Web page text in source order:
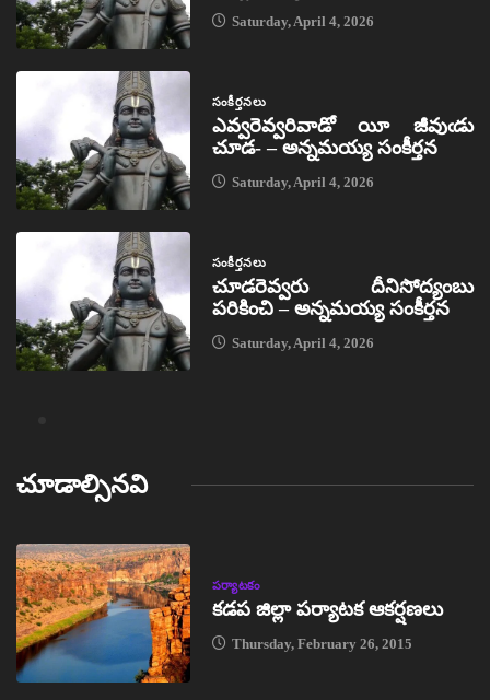
Saturday, April 4, 2026
సంకీర్తనలు
ఎవ్వరెవ్వరివాడో యీ జీవుఁడు
చూడ- – అన్నమయ్య సంకీర్తన
Saturday, April 4, 2026
సంకీర్తనలు
చూడరెవ్వరు దీనిసోద్యంబు
పరికించి – అన్నమయ్య సంకీర్తన
Saturday, April 4, 2026
చూడాల్సినవి
పర్యాటకం
కడప జిల్లా పర్యాటక ఆకర్షణలు
Thursday, February 26, 2015